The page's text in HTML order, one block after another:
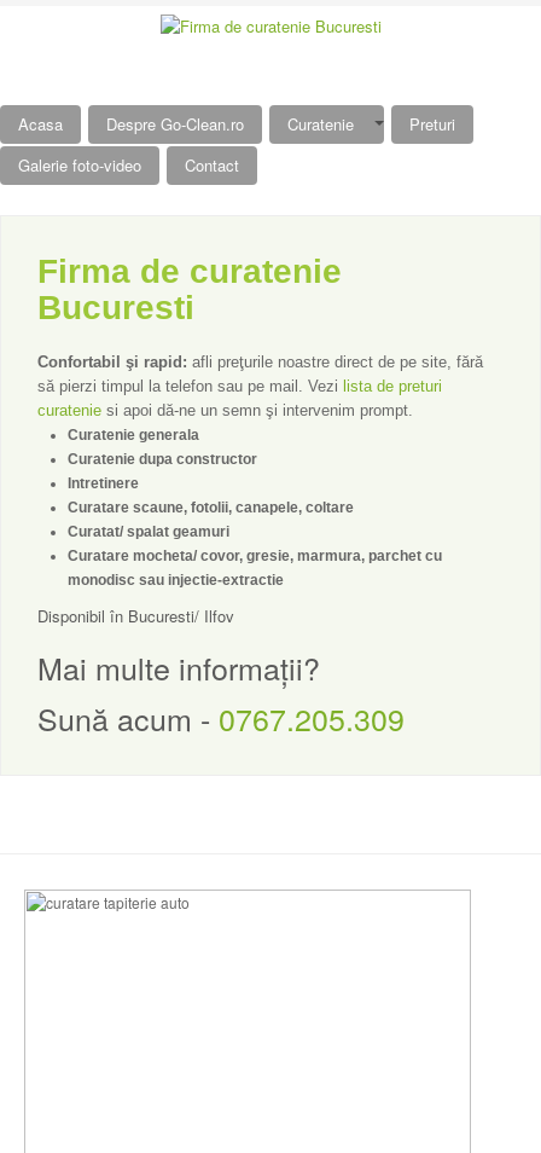
Acasa Despre Go-Clean.ro Curatenie
Preturi
Galerie foto-video
Contact
Firma de curatenie
Bucuresti
Confortabil şi rapid: afli preţurile noastre direct de pe site, fără
să pierzi timpul la telefon sau pe mail. Vezi lista de preturi
curatenie si apoi dă-ne un semn şi intervenim prompt.
Curatenie generala
Curatenie dupa constructor
Intretinere
Curatare scaune, fotolii, canapele, coltare
Curatat/ spalat geamuri
Curatare mocheta/ covor, gresie, marmura, parchet cu
monodisc sau injectie-extractie
Disponibil în Bucuresti/ Ilfov
Mai multe informații?
Sună acum - 0767.205.309